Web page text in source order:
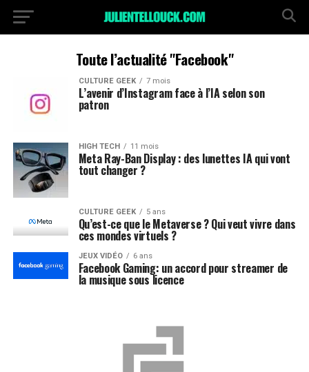
Toute l’actualité "Facebook"
CULTURE GEEK 7 mois
L’avenir d’Instagram face à l’IA selon son
patron
HIGH TECH 11 mois
Meta Ray-Ban Display : des lunettes IA qui vont
tout changer ?
CULTURE GEEK 5 ans
Qu’est-ce que le Metaverse ? Qui veut vivre dans
ces mondes virtuels ?
JEUX VIDÉO 6 ans
Facebook Gaming: un accord pour streamer de
la musique sous licence